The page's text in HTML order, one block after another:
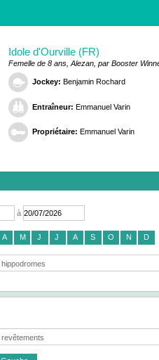
Idole d'Ourville (FR)
Femelle de 8 ans, Alezan, par Booster
Jockey: Benjamin Rochard
Entraîneur: Emmanuel Varin
Propriétaire: Emmanuel Varin
à
A M J J A S O N D